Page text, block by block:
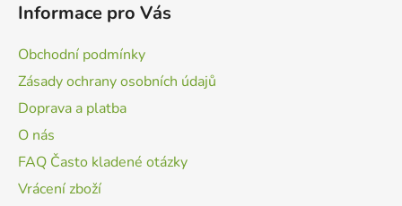
Informace pro Vás
Obchodní podmínky
Zásady ochrany osobních údajů
Doprava a platba
O nás
FAQ Často kladené otázky
Vrácení zboží